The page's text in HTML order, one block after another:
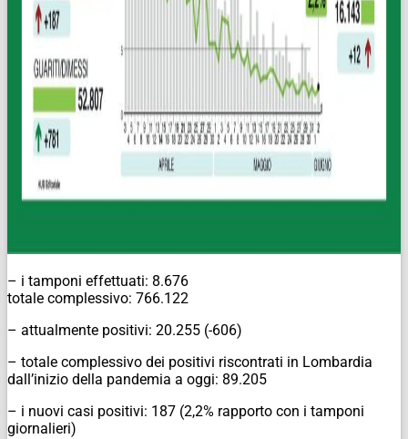
– i tamponi effettuati: 8.676
totale complessivo: 766.122
– attualmente positivi: 20.255 (-606)
– totale complessivo dei positivi riscontrati in Lombardia
dall’inizio della pandemia a oggi: 89.205
– i nuovi casi positivi: 187 (2,2% rapporto con i tamponi
giornalieri)